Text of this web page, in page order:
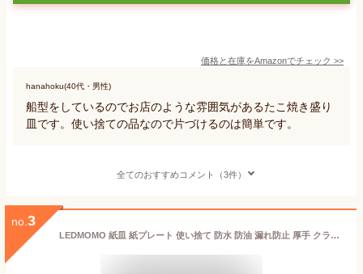
価格と在庫をAmazonでチェック >>
hanahoku(40代・男性)
船型をしているのでお店のような雰囲気があるたこ焼き盛り
皿です。使い捨ての品なので片づけるのは簡単です。
全てのおすすめコメント（3件）
no. 3
LEDMOMO 紙皿 紙プレート 使い捨て 防水 防油 漏れ防止 厚手 クラフト紙 焼肉 サラダ スナック 家庭用 業務用 50個入